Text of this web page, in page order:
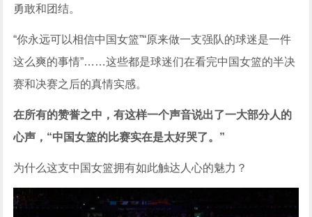
勇敢和团结。
“你永远可以相信中国女篮”“原来做一支强队的球迷是一件
这么爽的事情”……这些都是球迷们在看完中国女篮的半决
赛和决赛之后的真情实感。
在所有的赞誉之中，有这样一个声音说出了一大部分人的
心声，“中国女篮的比赛实在是太好哭了。”
为什么这支中国女篮拥有如此触达人心的魅力？